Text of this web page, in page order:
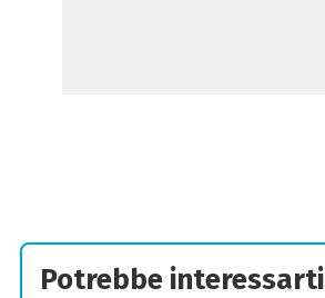
Potrebbe